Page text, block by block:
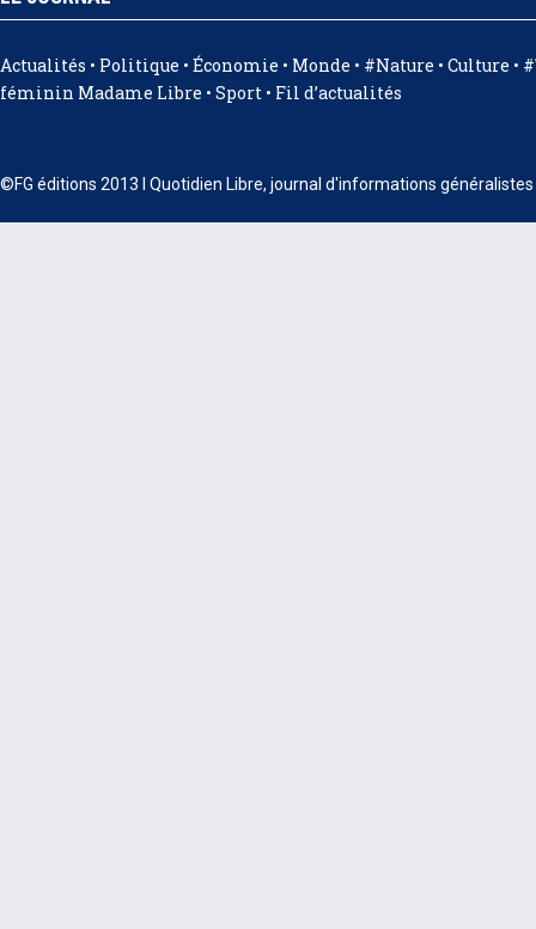
Actualités • Politique • Économie • Monde • #Nature • Culture •
féminin Madame Libre • Sport • Fil d’actualités
©FG éditions 2013 I Quotidien Libre, journal d'informations généralistes